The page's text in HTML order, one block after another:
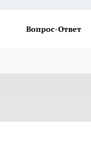
Вопрос-Ответ